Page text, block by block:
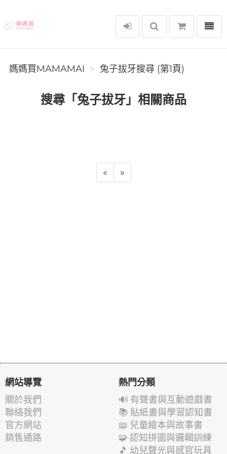
媽媽買MAMAMAI
選單
媽媽買MAMAMAI 兔子拔牙搜尋 (第1頁)
搜尋「兔子拔牙」相關商品
« »
網站導覽
關於我們
聯絡我們
官方網站
銷售通路
熱門分類
🔊 有聲書與互動遊戲書
📚 貼紙書與學習認知書
📖 兒童繪本與故事書
🧩 認知拼圖與邏輯訓練
🎵 幼兒聲光與感官玩具